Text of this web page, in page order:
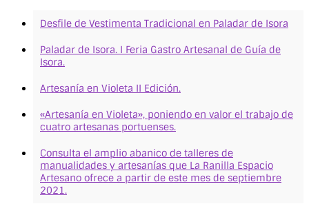
Desfile de Vestimenta Tradicional en Paladar de Isora
Paladar de Isora. I Feria Gastro Artesanal de Guía de
Isora.
Artesanía en Violeta II Edición.
«Artesanía en Violeta», poniendo en valor el trabajo de
cuatro artesanas portuenses.
Consulta el amplio abanico de talleres de
manualidades y artesanías que La Ranilla Espacio
Artesano ofrece a partir de este mes de septiembre
2021.